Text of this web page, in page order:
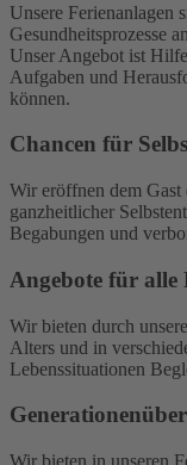
Unsere Ferienanlagen
Gesundheitsprozesse
Unser Angebot ist
Aufgaben und
können.
Chancen für
Wir eröffnen dem
ganzheitlicher
Begabungen und
Angebote für alle
Wir bieten durch
Alters und in
Lebenssituationen
Wir bieten in unseren